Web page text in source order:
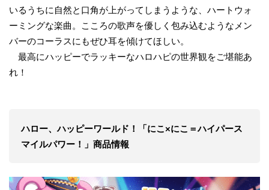
いるうちに自然と口角が上がってしまうような、ハートウォ
ーミングな楽曲。こころの歌声を優しく包み込むようなメン
バーのコーラスにもぜひ耳を傾けてほしい。
最高にハッピーでラッキーなハロハピの世界観をご堪能あ
れ！
ハロー、ハッピーワールド！「にこ×にこ＝ハイパース
マイルパワー！」商品情報